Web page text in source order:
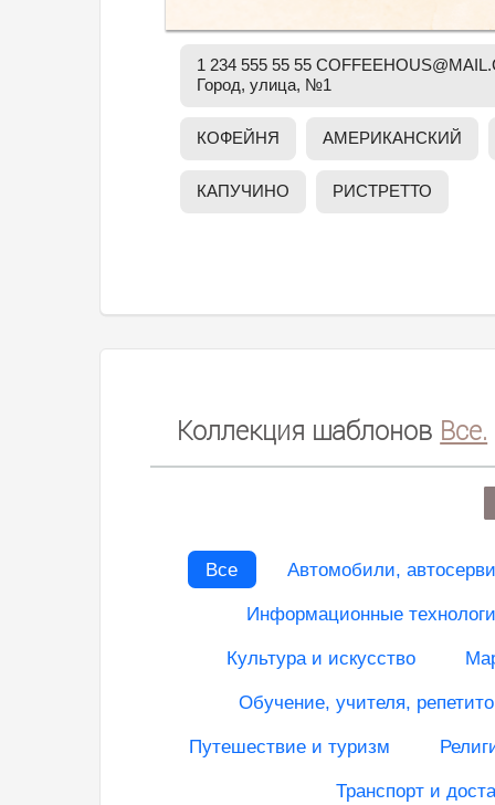
1 234 555 55 55
Город, улица, №1
КОФЕЙНЯ АМЕРИКАНСКИЙ
КАПУЧИНО РИСТРЕТТО
Коллекция шаблонов Все.
Все Автомобили,
Информационные
Культура и искусство
Обучение, учителя,
Путешествие и туризм
Транспорт и